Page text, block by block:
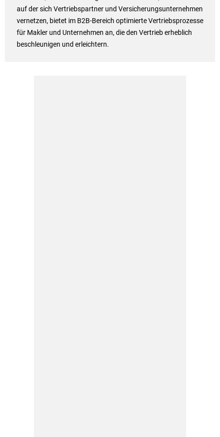
auf der sich Vertriebspartner und Versicherungsunternehmen
vernetzen, bietet im B2B-Bereich optimierte Vertriebsprozesse
für Makler und Unternehmen an, die den Vertrieb erheblich
beschleunigen und erleichtern.